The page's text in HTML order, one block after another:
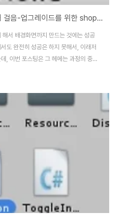
유니티5 독학하기 그 84번째 걸음-업그레이드를 위한 shop씬을 여닫기part2
서 배경화면까지 만드는 것에는 성공
도 완전히 성공은 하지 못해서, 이래저
, 이번 포스팅은 그 헤메는 과정의 중간
에 이 컴포넌트가 없어서 문제
하기 위해서 ShopManager라는 게
고 스크립트 폴더로 가서, 위 스크린샷
를 생성하도록 합니다. 그리고 과거에
속해서 에러가 생기는 것을 볼 수 있었